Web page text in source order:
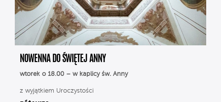
NOWENNA DO ŚWIĘTEJ ANNY
wtorek o 18.00 – w kaplicy św. Anny
z wyjątkiem Uroczystości